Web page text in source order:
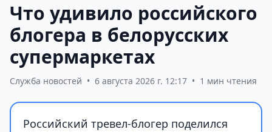
Что удивило российского
блогера в белорусских
супермаркетах
Служба новостей • 6 августа 2026 г. 12:17 • 1 мин чтения
Российский тревел-блогер поделился